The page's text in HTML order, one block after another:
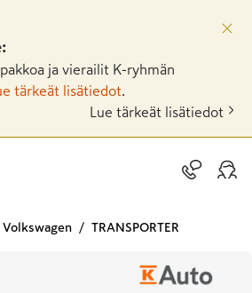
ja vierailit K-ryhmän
tärkeät lisätiedot
Lue tärkeät lisätiedot
Volkswagen TRANSPORTER